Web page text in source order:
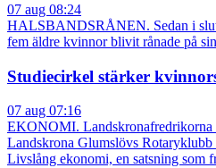
07 aug 08:24
HALSBANDSRÅNEN. Sedan i
fem äldre kvinnor blivit rånade på
Studiecirkel stärker
07 aug 07:16
EKONOMI. Landskronafredrikorna
Landskrona Glumslövs
Livslång ekonomi, en satsning